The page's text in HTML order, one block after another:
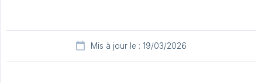
Mis à jour le : 19/03/2026